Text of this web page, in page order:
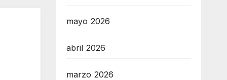
mayo 2026
abril 2026
marzo 2026